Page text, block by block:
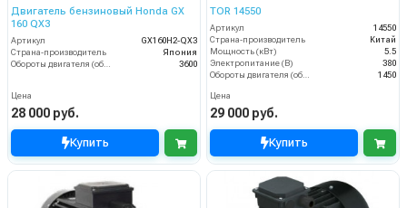
Двигатель бензиновый Honda GX
160 QX3
Артикул
GX160H2-QX3
Страна-производитель
Япония
Обороты двигателя (об/мин)
3600
Цена
28 000 руб.
Купить
TOR 14550
Артикул
14550
Страна-производитель
Китай
Мощность (кВт)
5.5
Электропитание (В)
380
Обороты двигателя (об/мин)
1450
Цена
29 000 руб.
Купить